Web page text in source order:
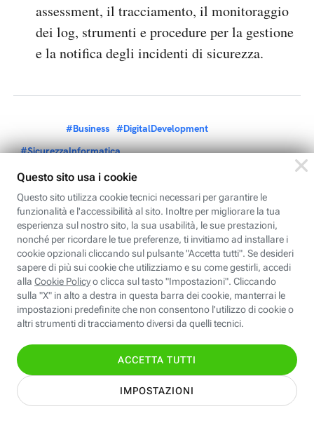
assessment, il tracciamento, il monitoraggio
dei log, strumenti e procedure per la gestione
e la notifica degli incidenti di sicurezza.
#Business #DigitalDevelopment
#SicurezzaInformatica
Addestramento IA non consentito:É assolutamente vietato
l’utilizzo del contenuto di questa pubblicazione, in qualsiasi
forma o modalità, per addestrare sistemi e piattaforme di
intelligenza artificiale generativa. I contenuti sono coperti da
copyright.
Potrebbe interessarti anche: